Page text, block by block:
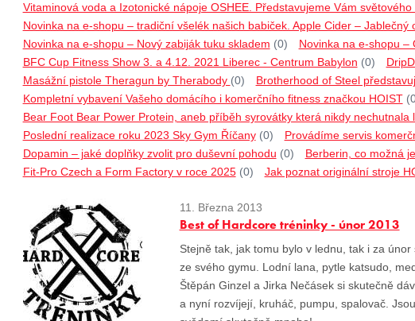
Vitaminová voda a Izotonické nápoje OSHEE. Představujeme Vám
Novinka na e-shopu – tradiční všelék našich babiček. Apple Cider – Jablečný
Novinka na e-shopu – Nový zabiják tuku skladem (0) Novinka na e-shopu –
BFC Cup Fitness Show 3. a 4.12. 2021 Liberec - Centrum Babylon (0)
Masážní pistole Theragun by Therabody (0) Brotherhood of Steel
Kompletní vybavení Vašeho domácího i komerčního fitness značkou HOIST
Bear Foot Bear Power Protein, aneb příběh syrovátky která nikdy nechutnala
Poslední realizace roku 2023 Sky Gym Říčany (0) Provádíme servis
Dopamin – jaké doplňky zvolit pro duševní pohodu (0) Berberin, co možná
Fit-Pro Czech a Form Factory v roce 2025 (0) Jak poznat originální stroje
11. Března 2013
Best of Hardcore tréninky - únor 2013
Stejně tak, jak tomu bylo v lednu, tak i za
ze svého gymu. Lodní lana, pytle katsudo,
Štěpán Ginzel a Jirka Nečásek si skutečně
a nyní rozvíjejí, kruháč, pumpu, spalovač.